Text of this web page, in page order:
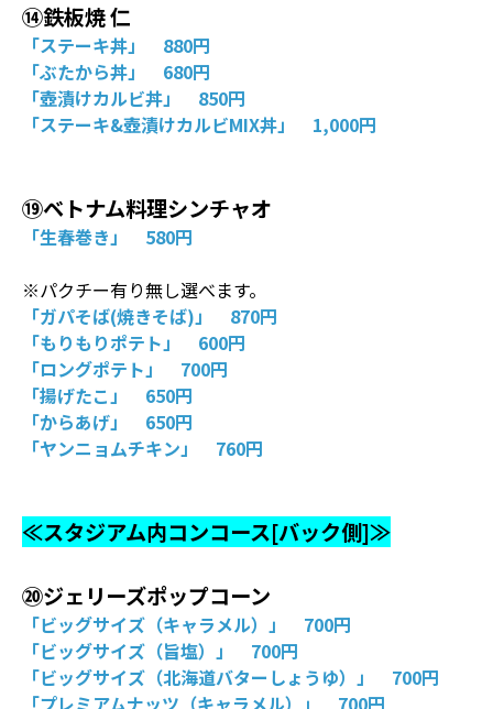
⑭鉄板焼 仁
「ステーキ丼」 880円
「ぶたから丼」 680円
「壺漬けカルビ丼」 850円
「ステーキ&壺漬けカルビMIX丼」 1,000円
⑲ベトナム料理シンチャオ
「生春巻き」 580円
※パクチー有り無し選べます。
「ガパそば(焼きそば)」 870円
「もりもりポテト」 600円
「ロングポテト」 700円
「揚げたこ」 650円
「からあげ」 650円
「ヤンニョムチキン」 760円
≪スタジアム内コンコース[バック側]≫
⑳ジェリーズポップコーン
「ビッグサイズ（キャラメル）」 700円
「ビッグサイズ（旨塩）」 700円
「ビッグサイズ（北海道バターしょうゆ）」 700円
「プレミアムナッツ（キャラメル）」 700円